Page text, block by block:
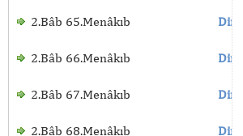
2.Bâb 65.Menâkıb
2.Bâb 66.Menâkıb
2.Bâb 67.Menâkıb
2.Bâb 68.Menâkıb